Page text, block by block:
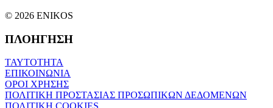
© 2026 ENIKOS
ΠΛΟΗΓΗΣΗ
ΤΑΥΤΟΤΗΤΑ
ΕΠΙΚΟΙΝΩΝΙΑ
ΟΡΟΙ ΧΡΗΣΗΣ
ΠΟΛΙΤΙΚΗ ΠΡΟΣΤΑΣΙΑΣ ΠΡΟΣΩΠΙΚΩΝ ΔΕΔΟΜΕΝΩΝ